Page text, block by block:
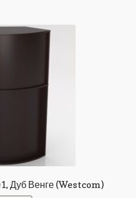
Дуб Венге (Westcom)